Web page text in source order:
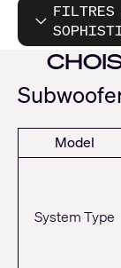
FILTRES
Model
System Type